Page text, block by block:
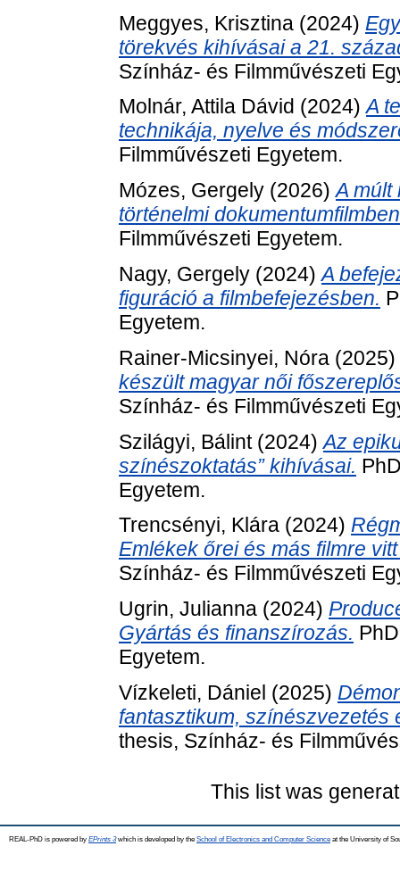
Meggyes, Krisztina (2024)
törekvés kihívásai a 21.
Színház- és Filmművészeti
Molnár, Attila Dávid (2024)A
technikája, nyelve és
Filmművészeti Egyetem.
Mózes, Gergely (2026)A múlt
történelmi
Filmművészeti Egyetem.
Nagy, Gergely (2024)A
figuráció a filmbefejezésben.
Egyetem.
Rainer-Micsinyei, Nóra (2025)
készült magyar női
Színház- és Filmművészeti
Szilágyi, Bálint(2024)Az
színészoktatás” kihívásai.
Egyetem.
Trencsényi, Klára (2024)
Emlékek őrei és más filmre
Színház- és Filmművészeti
Ugrin, Julianna (2024)
Gyártás és finanszírozás.
Egyetem.
Vízkeleti, Dániel (2025)
fantasztikum, színészvezetés
thesis, Színház- és
This list was
REAL-PhD is powered by EPrints 3which is developed by the School of Electronics and Computer Science at the University of